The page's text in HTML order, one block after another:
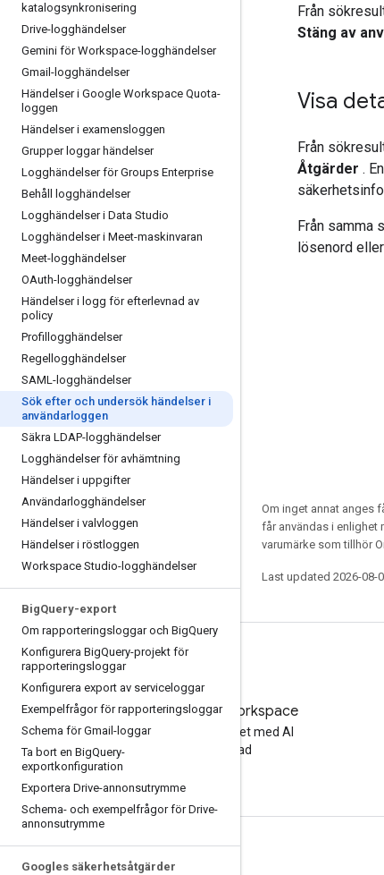
katalogsynkronisering
Drive-logghändelser
Gemini för Workspace-logghändelser
Gmail-logghändelser
Händelser i Google Workspace Quota-
loggen
Händelser i examensloggen
Grupper loggar händelser
Logghändelser för Groups Enterprise
Behåll logghändelser
Logghändelser i Data Studio
Logghändelser i Meet-maskinvaran
Meet-logghändelser
OAuth-logghändelser
Händelser i logg för efterlevnad av
policy
Profillogghändelser
Regellogghändelser
SAML-logghändelser
Sök efter och undersök händelser i
användarloggen
Säkra LDAP-logghändelser
Logghändelser för avhämtning
Händelser i uppgifter
Användarlogghändelser
Händelser i valvloggen
Händelser i röstloggen
Workspace Studio-logghändelser
BigQuery-export
Om rapporteringsloggar och BigQuery
Konfigurera BigQuery-projekt för
rapporteringsloggar
Konfigurera export av serviceloggar
Exempelfrågor för rapporteringsloggar
Schema för Gmail-loggar
Ta bort en BigQuery-
exportkonfiguration
Exportera Drive-annonsutrymme
Schema- och exempelfrågor för Drive-
annonsutrymme
Googles säkerhetsåtgärder
Från
Stäng av
Visa
Från
Åtgärder .
Från samma
lösenord
Om inget annat anges
får användas i enlighet
varumärke som tillhör
Last updated 2026-08-
Testa Google Workspace
Öka din produktivitet med AI
utan kostnad
Dokumentation och utbildning